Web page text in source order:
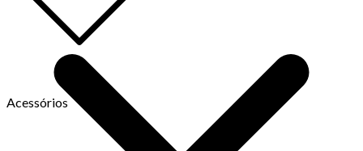
Acessórios